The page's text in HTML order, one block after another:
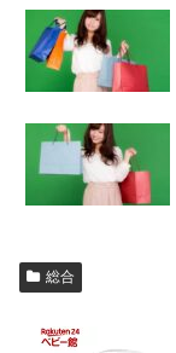
総合